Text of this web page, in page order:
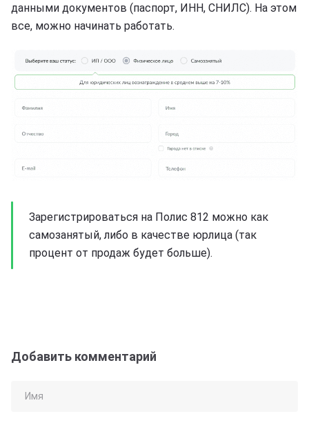
данными документов (паспорт, ИНН, СНИЛС). На этом
все, можно начинать работать.
Зарегистрироваться на Полис 812 можно как
самозанятый, либо в качестве юрлица (так
процент от продаж будет больше).
Добавить комментарий